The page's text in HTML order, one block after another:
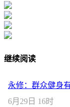
继续阅读
永修：群众健身
6月29日 16时